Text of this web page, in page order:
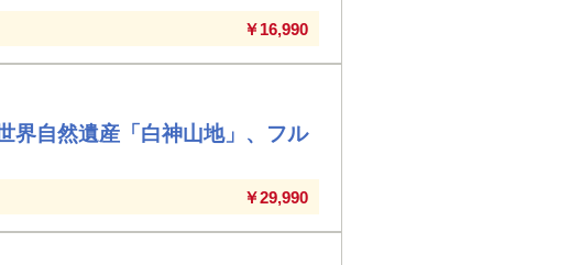
￥16,990
界自然遺産「白神山地」、フル
￥29,990